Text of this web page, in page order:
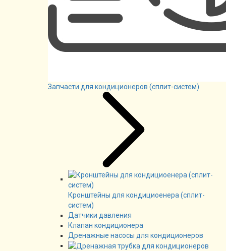
Запчасти для кондиционеров (сплит-систем)
Кронштейны для кондициоенера (сплит-
систем)
Датчики давления
Клапан кондиционера
Дренажные насосы для кондиционеров